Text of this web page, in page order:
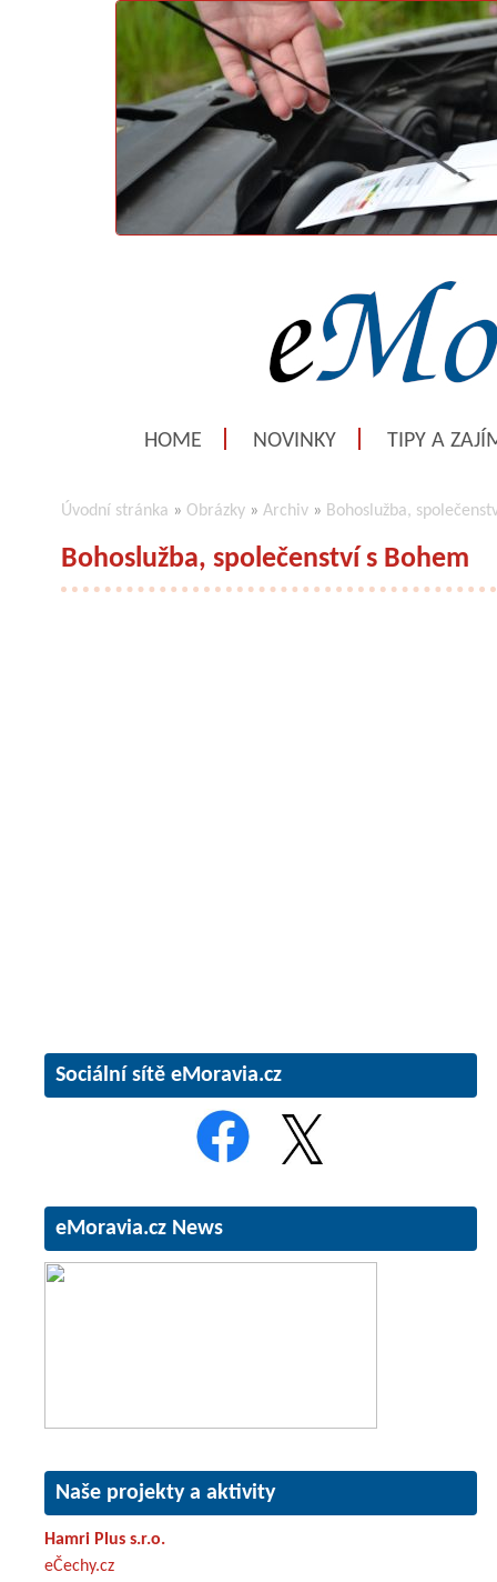
HOME NOVINKY TIPY A
Úvodní stránka » Obrázky » Archiv » Bohoslužba,
Bohoslužba, společenství s Bohem
Sociální sítě eMoravia.cz
eMoravia.cz News
Naše projekty a aktivity
Hamri Plus s.r.o.
eČechy.cz